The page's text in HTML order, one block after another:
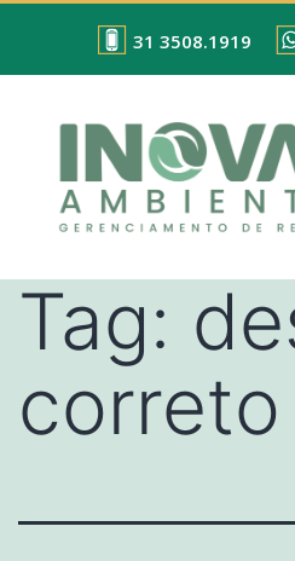
31 3508.1919
Tag:
correto